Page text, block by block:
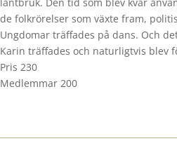
de folkrörelser som växte fram,
Ungdomar träffades på dans. Och
Karin träffades och naturligtvis blev
Pris 230
Medlemmar 200